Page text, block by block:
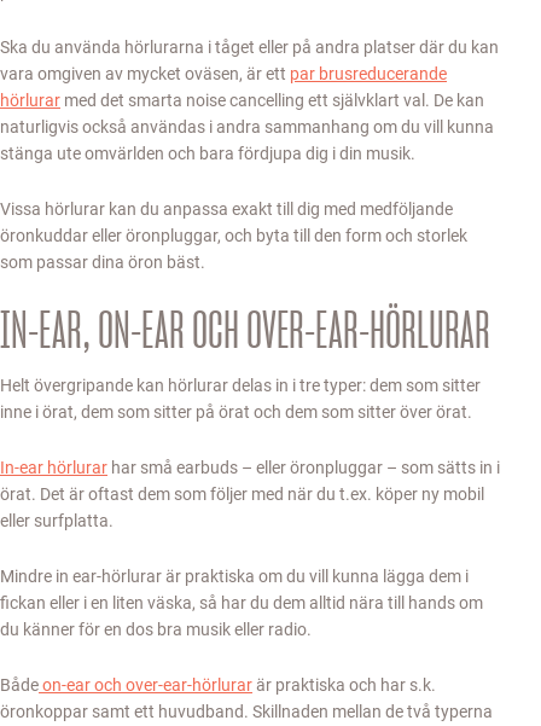
Ska du använda hörlurarna i tåget eller på andra platser där du kan
vara omgiven av mycket oväsen, är ett par brusreducerande
hörlurar med det smarta noise cancelling ett självklart val. De kan
naturligvis också användas i andra sammanhang om du vill kunna
stänga ute omvärlden och bara fördjupa dig i din musik.
Vissa hörlurar kan du anpassa exakt till dig med medföljande
öronkuddar eller öronpluggar, och byta till den form och storlek
som passar dina öron bäst.
IN-EAR, ON-EAR OCH OVER-EAR-HÖRLURAR
Helt övergripande kan hörlurar delas in i tre typer: dem som sitter
inne i örat, dem som sitter på örat och dem som sitter över örat.
In-ear hörlurar har små earbuds – eller öronpluggar – som sätts in i
örat. Det är oftast dem som följer med när du t.ex. köper ny mobil
eller surfplatta.
Mindre in ear-hörlurar är praktiska om du vill kunna lägga dem i
fickan eller i en liten väska, så har du dem alltid nära till hands om
du känner för en dos bra musik eller radio.
Bådeon-ear och over-ear-hörlurarär praktiska och har s.k.
öronkoppar samt ett huvudband. Skillnaden mellan de två typerna